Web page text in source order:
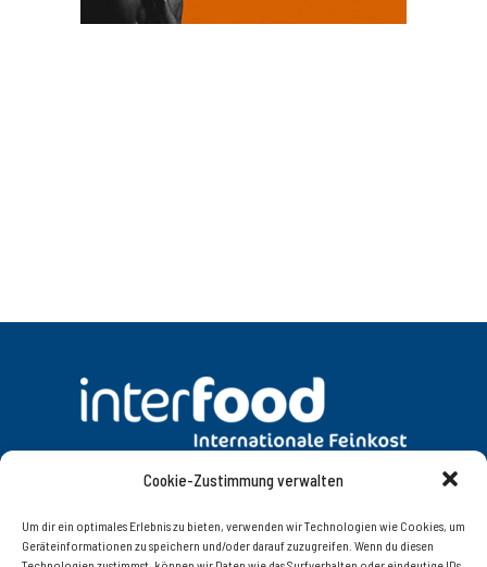
Cookie-Zustimmung verwalten
Um dir ein optimales Erlebnis zu bieten, verwenden wir Technologien wie Cookies, um
Geräteinformationen zu speichern und/oder darauf zuzugreifen. Wenn du diesen